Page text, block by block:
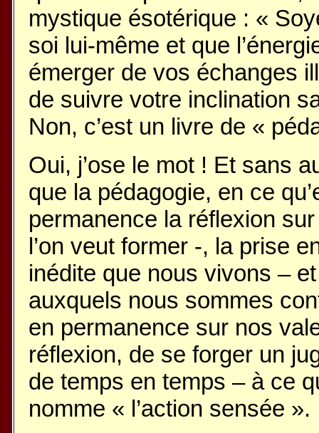
mystique ésotérique : «
soi lui-même et que
émerger de vos échanges
de suivre votre inclination
Non, c’est un livre de «
Oui, j’ose le mot ! Et sans
que la pédagogie, en ce
permanence la réflexion
l’on veut former -, la prise
inédite que nous vivons –
auxquels nous sommes
en permanence sur nos
réflexion, de se forger un
de temps en temps – à ce
nomme « l’action sensée ».